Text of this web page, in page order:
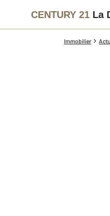
CENTURY 21 La
Immobilier